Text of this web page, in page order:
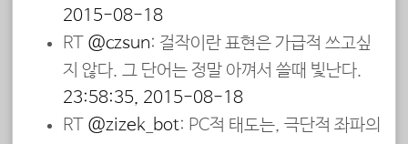
2015-08-18
RT @czsun: 걸작이란 표현은 가급적 쓰고싶
지 않다. 그 단어는 정말 아껴서 쓸때 빛난다.
23:58:35, 2015-08-18
RT @zizek_bot: PC적 태도는, 극단적 좌파의